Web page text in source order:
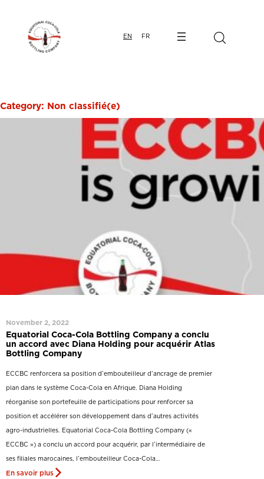
EN FR
Category: Non classifié(e)
November 2, 2022
Equatorial Coca-Cola Bottling Company a conclu
un accord avec Diana Holding pour acquérir Atlas
Bottling Company
ECCBC renforcera sa position d’embouteilleur d’ancrage de premier
plan dans le système Coca-Cola en Afrique. Diana Holding
réorganise son portefeuille de participations pour renforcer sa
position et accélérer son développement dans d’autres activités
agro-industrielles. Equatorial Coca-Cola Bottling Company («
ECCBC ») a conclu un accord pour acquérir, par l’intermédiaire de
ses filiales marocaines, l’embouteilleur Coca-Cola…
En savoir plus